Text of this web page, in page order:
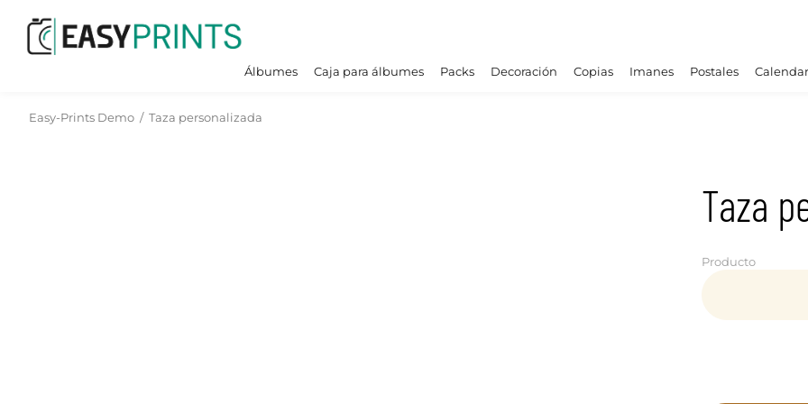
Álbumes Caja para álbumes Packs Decoración Copias Imanes Postales
Easy-Prints Demo / Taza personalizada
Taza
Producto